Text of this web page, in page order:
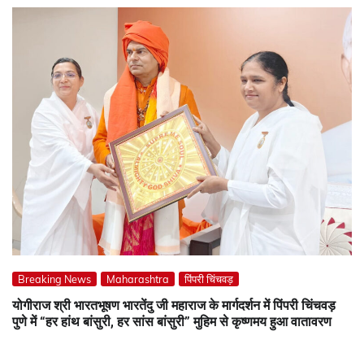
Breaking News Maharashtra पिंपरी चिंचवड़
योगीराज श्री भारतभूषण भारतेंदु जी महाराज के मार्गदर्शन में पिंपरी चिंचवड़
पुणे में “हर हांथ बांसुरी, हर सांस बांसुरी” मुहिम से कृष्णमय हुआ वातावरण